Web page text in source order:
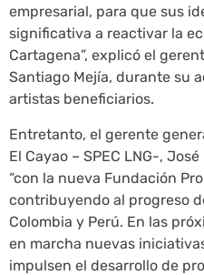
empresarial, para que sus
significativa a reactivar la
Cartagena”, explicó el
Santiago Mejía, durante su
artistas beneficiarios.
Entretanto, el gerente
El Cayao – SPEC LNG-,
“con la nueva Fundación
contribuyendo al progreso
Colombia y Perú. En las
en marcha nuevas
impulsen el desarrollo de